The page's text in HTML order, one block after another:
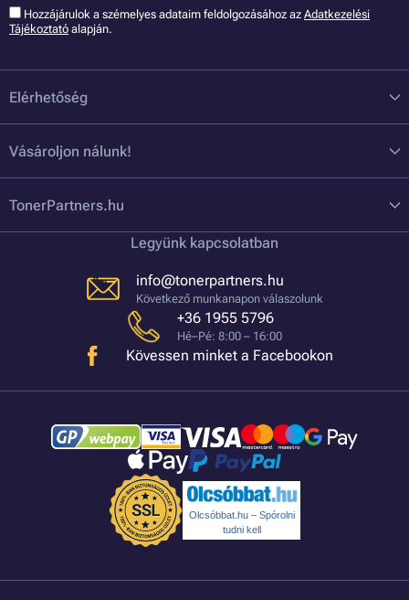
Hozzájárulok a szémelyes adataim feldolgozásához az Adatkezelési
Tájékoztató alapján.
Elérhetőség
Vásároljon nálunk!
TonerPartners.hu
Legyünk kapcsolatban
info@tonerpartners.hu
Következő munkanapon válaszolunk
+36 1955 5796
Hé–Pé: 8:00 – 16:00
Kövessen minket a Facebookon
Olcsóbbat.hu – Spórolni
tudni kell